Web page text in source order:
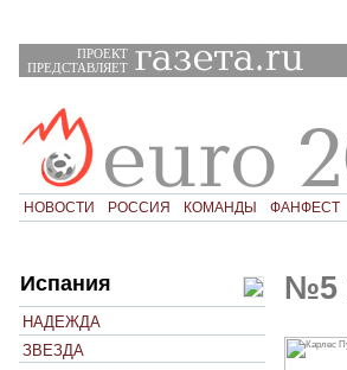
ПРОЕКТ
ПРЕДСТАВЛЯЕТ
НОВОСТИ РОССИЯ КОМАНДЫ ФАНФЕСТ
Испания
НАДЕЖДА
ЗВЕЗДА
№5